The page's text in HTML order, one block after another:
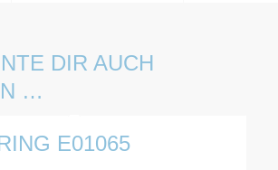
DIR AUCH
…
E01065